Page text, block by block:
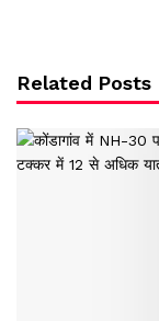
Related Posts